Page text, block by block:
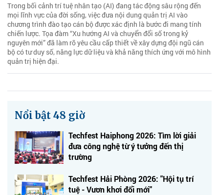
Trong bối cảnh trí tuệ nhân tạo (AI) đang tác động sâu rộng đến
mọi lĩnh vực của đời sống, việc đưa nội dung quản trị AI vào
chương trình đào tạo cán bộ được xác định là bước đi mang tính
chiến lược. Tọa đàm “Xu hướng AI và chuyển đổi số trong kỷ
nguyên mới” đã làm rõ yêu cầu cấp thiết về xây dựng đội ngũ cán
bộ có tư duy số, năng lực dữ liệu và khả năng thích ứng với mô hình
quản trị hiện đại.
Nổi bật 48 giờ
Techfest Haiphong 2026: Tìm lời giải
đưa công nghệ từ ý tưởng đến thị
trường
Techfest Hải Phòng 2026: "Hội tụ trí
tuệ - Vươn khơi đổi mới"